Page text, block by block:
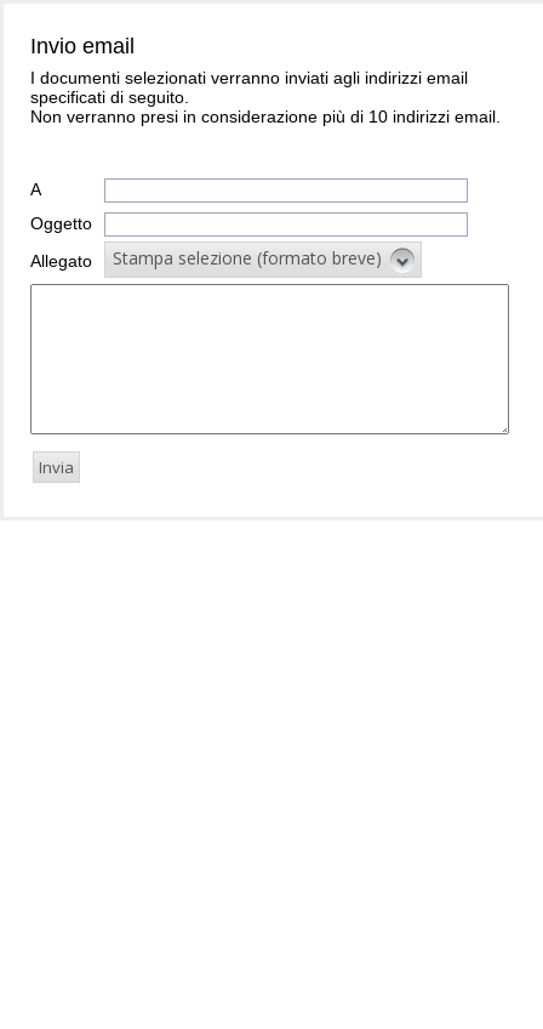
Invio email
I documenti selezionati verranno inviati agli indirizzi email
specificati di seguito.
Non verranno presi in considerazione più di 10 indirizzi email.
A
Oggetto
Allegato
Stampa selezione (formato breve)